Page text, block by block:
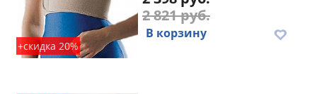
+скидка 20%
2 821 руб.
В корзину